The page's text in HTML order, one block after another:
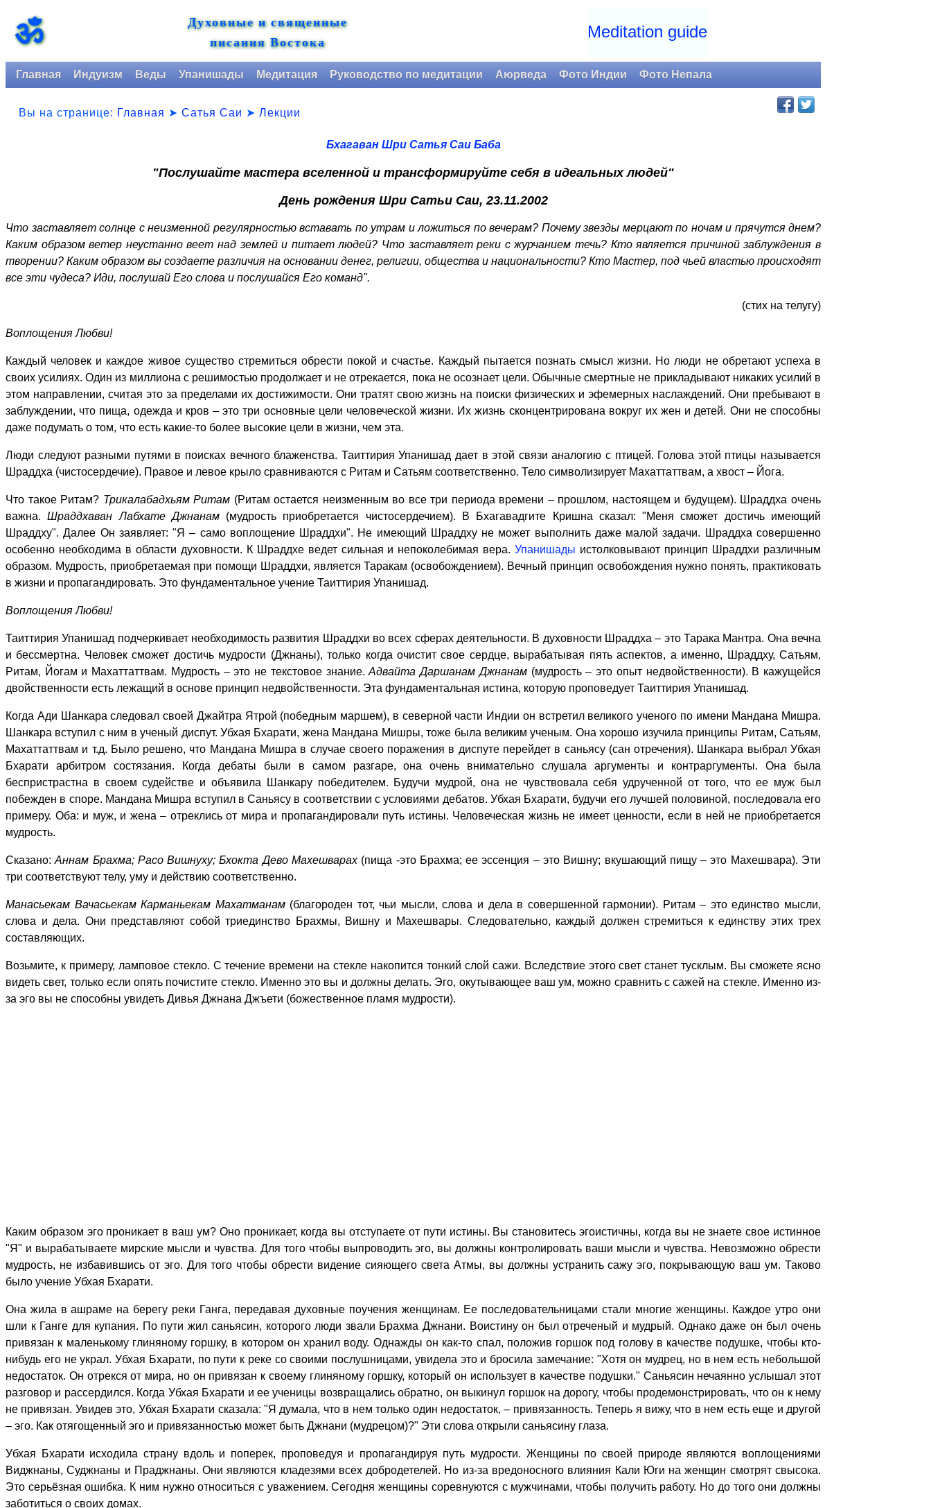
ॐ
Духовные и священные
писания Востока
Meditation guide
Главная Индуизм Веды Упанишады Медитация Руководство по медитации Аюрведа Фото Индии Фото Непала
Вы на странице: Главная ➤ Сатья Саи ➤ Лекции
Бхагаван Шри Сатья Саи Баба
"Послушайте мастера вселенной и трансформируйте себя в идеальных людей"
День рождения Шри Сатьи Саи, 23.11.2002
Что заставляет солнце с неизменной регулярностью вставать по утрам и ложиться по вечерам? Почему звезды мерцают по ночам и прячутся днем?
Каким образом ветер неустанно веет над землей и питает людей? Что заставляет реки с журчанием течь? Кто является причиной заблуждения в
творении? Каким образом вы создаете различия на основании денег, религии, общества и национальности? Кто Мастер, под чьей властью происходят
все эти чудеса? Иди, послушай Его слова и послушайся Его команд".
(стих на телугу)
Воплощения Любви!
Каждый человек и каждое живое существо стремиться обрести покой и счастье. Каждый пытается познать смысл жизни. Но люди не обретают успеха в
своих усилиях. Один из миллиона с решимостью продолжает и не отрекается, пока не осознает цели. Обычные смертные не прикладывают никаких усилий в
этом направлении, считая это за пределами их достижимости. Они тратят свою жизнь на поиски физических и эфемерных наслаждений. Они пребывают в
заблуждении, что пища, одежда и кров – это три основные цели человеческой жизни. Их жизнь сконцентрирована вокруг их жен и детей. Они не способны
даже подумать о том, что есть какие-то более высокие цели в жизни, чем эта.
Люди следуют разными путями в поисках вечного блаженства. Таиттирия Упанишад дает в этой связи аналогию с птицей. Голова этой птицы называется
Шраддха (чистосердечие). Правое и левое крыло сравниваются с Ритам и Сатьям соответственно. Тело символизирует Махаттаттвам, а хвост – Йога.
Что такое Ритам? Трикалабадхьям Ритам (Ритам остается неизменным во все три периода времени – прошлом, настоящем и будущем). Шраддха очень
важна.Шраддхаван Лабхате Джнанам (мудрость приобретается чистосердечием). В Бхагавадгите Кришна сказал: "Меня сможет достичь имеющий
Шраддху". Далее Он заявляет: "Я – само воплощение Шраддхи". Не имеющий Шраддху не может выполнить даже малой задачи. Шраддха совершенно
особенно необходима в области духовности. К Шраддхе ведет сильная и непоколебимая вера.Упанишады истолковывают принцип Шраддхи различным
образом. Мудрость, приобретаемая при помощи Шраддхи, является Таракам (освобождением). Вечный принцип освобождения нужно понять, практиковать
в жизни и пропагандировать. Это фундаментальное учение Таиттирия Упанишад.
Воплощения Любви!
Таиттирия Упанишад подчеркивает необходимость развития Шраддхи во всех сферах деятельности. В духовности Шраддха – это Тарака Мантра. Она вечна
и бессмертна. Человек сможет достичь мудрости (Джнаны), только когда очистит свое сердце, вырабатывая пять аспектов, а именно, Шраддху, Сатьям,
Ритам, Йогам и Махаттаттвам. Мудрость – это не текстовое знание.Адвайта Даршанам Джнанам (мудрость – это опыт недвойственности). В кажущейся
двойственности есть лежащий в основе принцип недвойственности. Эта фундаментальная истина, которую проповедует Таиттирия Упанишад.
Когда Ади Шанкара следовал своей Джайтра Ятрой (победным маршем), в северной части Индии он встретил великого ученого по имени Мандана Мишра.
Шанкара вступил с ним в ученый диспут. Убхая Бхарати, жена Мандана Мишры, тоже была великим ученым. Она хорошо изучила принципы Ритам, Сатьям,
Махаттаттвам и т.д. Было решено, что Мандана Мишра в случае своего поражения в диспуте перейдет в саньясу (сан отречения). Шанкара выбрал Убхая
Бхарати арбитром состязания. Когда дебаты были в самом разгаре, она очень внимательно слушала аргументы и контраргументы. Она была
беспристрастна в своем судействе и объявила Шанкару победителем. Будучи мудрой, она не чувствовала себя удрученной от того, что ее муж был
побежден в споре. Мандана Мишра вступил в Саньясу в соответствии с условиями дебатов. Убхая Бхарати, будучи его лучшей половиной, последовала его
примеру. Оба: и муж, и жена – отреклись от мира и пропагандировали путь истины. Человеческая жизнь не имеет ценности, если в ней не приобретается
мудрость.
Сказано:Аннам Брахма; Расо Вишнуху; Бхокта Дево Махешварах (пища -это Брахма; ее эссенция – это Вишну; вкушающий пищу – это Махешвара). Эти
три соответствуют телу, уму и действию соответственно.
Манасьекам Вачасьекам Карманьекам Махатманам (благороден тот, чьи мысли, слова и дела в совершенной гармонии). Ритам – это единство мысли,
слова и дела. Они представляют собой триединство Брахмы, Вишну и Махешвары. Следовательно, каждый должен стремиться к единству этих трех
составляющих.
Возьмите, к примеру, ламповое стекло. С течение времени на стекле накопится тонкий слой сажи. Вследствие этого свет станет тусклым. Вы сможете ясно
видеть свет, только если опять почистите стекло. Именно это вы и должны делать. Эго, окутывающее ваш ум, можно сравнить с сажей на стекле. Именно из-
за эго вы не способны увидеть Дивья Джнана Джъети (божественное пламя мудрости).
Каким образом эго проникает в ваш ум? Оно проникает, когда вы отступаете от пути истины. Вы становитесь эгоистичны, когда вы не знаете свое истинное
"Я" и вырабатываете мирские мысли и чувства. Для того чтобы выпроводить эго, вы должны контролировать ваши мысли и чувства. Невозможно обрести
мудрость, не избавившись от эго. Для того чтобы обрести видение сияющего света Атмы, вы должны устранить сажу эго, покрывающую ваш ум. Таково
было учение Убхая Бхарати.
Она жила в ашраме на берегу реки Ганга, передавая духовные поучения женщинам. Ее последовательницами стали многие женщины. Каждое утро они
шли к Ганге для купания. По пути жил саньясин, которого люди звали Брахма Джнани. Воистину он был отреченый и мудрый. Однако даже он был очень
привязан к маленькому глиняному горшку, в котором он хранил воду. Однажды он как-то спал, положив горшок под голову в качестве подушке, чтобы кто-
нибудь его не украл. Убхая Бхарати, по пути к реке со своими послушницами, увидела это и бросила замечание: "Хотя он мудрец, но в нем есть небольшой
недостаток. Он отрекся от мира, но он привязан к своему глиняному горшку, который он использует в качестве подушки." Саньясин нечаянно услышал этот
разговор и рассердился. Когда Убхая Бхарати и ее ученицы возвращались обратно, он выкинул горшок на дорогу, чтобы продемонстрировать, что он к нему
не привязан. Увидев это, Убхая Бхарати сказала: "Я думала, что в нем только один недостаток, – привязанность. Теперь я вижу, что в нем есть еще и другой
– эго. Как отягощенный эго и привязанностью может быть Джнани (мудрецом)?" Эти слова открыли саньясину глаза.
Убхая Бхарати исходила страну вдоль и поперек, проповедуя и пропагандируя путь мудрости. Женщины по своей природе являются воплощениями
Виджнаны, Суджнаны и Праджнаны. Они являются кладезями всех добродетелей. Но из-за вредоносного влияния Кали Юги на женщин смотрят свысока.
Это серьёзная ошибка. К ним нужно относиться с уважением. Сегодня женщины соревнуются с мужчинами, чтобы получить работу. Но до того они должны
заботиться о своих домах.